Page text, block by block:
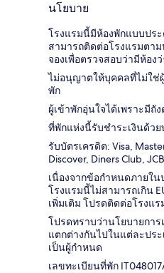
นโยบาย
โรงแรมนี้มีห้องพักแบบปร
สามารถติดต่อโรงแรมตา
จองเพื่อตรวจสอบว่ามีห้อง
ไม่อนุญาตให้บุคคลที่ไม่ใช่
พัก
ผู้เข้าพักอุ่นใจได้เพราะมีถั
ที่พักแห่งนี้รับชำระเงินด้ว
รับบัตรเครดิต: Visa,
Discover, Diners Club,
เนื่องจากข้อกำหนดภายใ
โรงแรมนี้ไม่สามารถเกิน
เพิ่มเติม โปรดติดต่อโรงแ
โปรดทราบว่านโยบายกา
แตกต่างกันไปในแต่ละปร
เป็นผู้กำหนด
เลขทะเบียนที่พัก